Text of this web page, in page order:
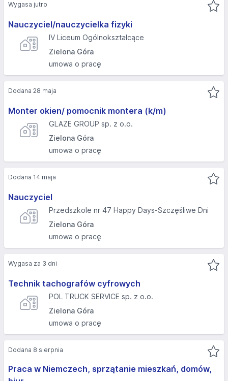
Nauczyciel/nauczycielka fizyki
IV Liceum Ogólnokształcące
Zielona Góra
umowa o pracę
Wygasa jutro
Monter okien/ pomocnik montera (k/m)
GLAZE GROUP sp. z o.o.
Zielona Góra
umowa o pracę
Dodana 28 maja
Nauczyciel
Przedszkole nr 47 Happy Days-Szczęśliwe Dni
Zielona Góra
umowa o pracę
Dodana 14 maja
Technik tachografów cyfrowych
POL TRUCK SERVICE sp. z o.o.
Zielona Góra
umowa o pracę
Wygasa za 3 dni
Praca w Niemczech, sprzątanie mieszkań, domów,
Dodana 8 sierpnia